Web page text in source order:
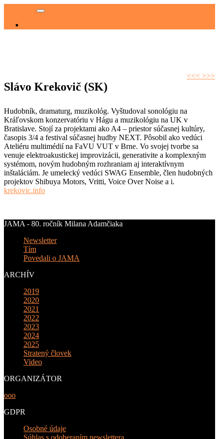
navigácia
<<< >>>
Slávo Krekovič (SK)
Hudobník, dramaturg, muzikológ. Vyštudoval sonológiu na
Kráľovskom konzervatóriu v Hágu a muzikológiu na UK v
Bratislave. Stojí za projektami ako A4 – priestor súčasnej kultúry,
časopis 3/4 a festival súčasnej hudby NEXT. Pôsobil ako vedúci
Ateliéru multimédií na FaVU VUT v Brne. Vo svojej tvorbe sa
venuje elektroakustickej improvizácii, generativite a komplexným
systémom, novým hudobným rozhraniam aj interaktívnym
inštaláciám. Je umelecký vedúci SWAG Ensemble, člen hudobných
projektov Shibuya Motors, Vritti, Voice Over Noise a i.
krekovic.info
JAMA - 80. ročník Milana Adamčiaka
Newsletter
Tím
Povedali o JAMA
ARCHÍV
2019
2020
2021
2022
2023
2024
2025
Stratený človek
Video
ORGANIZÁTOR
ooo
GDPR
Osobné údaje
Súhlas s odoberaním newslettera